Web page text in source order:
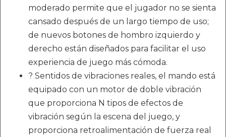
moderado permite que el jugador no se sienta
cansado después de un largo tiempo de uso;
de nuevos botones de hombro izquierdo y
derecho están diseñados para facilitar el uso
experiencia de juego más cómoda.
? Sentidos de vibraciones reales, el mando está
equipado con un motor de doble vibración
que proporciona N tipos de efectos de
vibración según la escena del juego, y
proporciona retroalimentación de fuerza real